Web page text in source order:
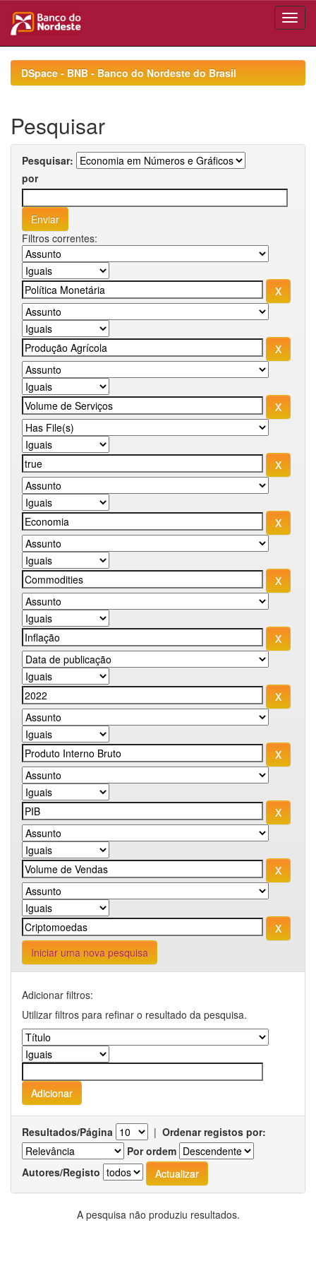
navigationDSpace - BNB - Banco do Nordeste do Brasil
Pesquisar
Pesquisar:
por
Filtros correntes:
Iniciar uma nova pesquisa
Adicionar filtros:
Utilizar filtros para refinar o resultado da pesquisa.
Resultados/Página | Ordenar registos por:
Por ordem
Autores/Registo
A pesquisa não produziu resultados.